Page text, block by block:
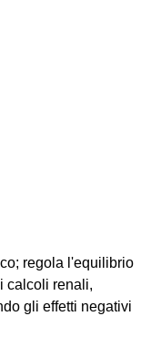
regola l'equilibrio
calcoli renali,
gli effetti negativi